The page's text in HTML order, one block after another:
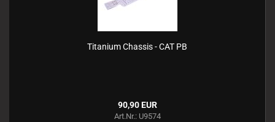
Titanium Chassis - CAT PB
90,90 EUR
Art.Nr.: U9574